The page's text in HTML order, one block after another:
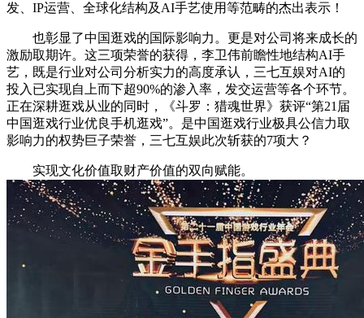
发、IP运营、全球化结构及AI手艺使用等范畴的杰出表示！
也彰显了中国逛戏的国际影响力。更是对公司将来成长的
激励取期许。这三项荣誉的获得，李卫伟前瞻性地结构AI手
艺，既是行业对公司分析实力的高度承认，三七互娱对AI的
投入已实现自上而下超90%的渗入率，发交运营等各个环节。
正在深耕逛戏从业的同时，《斗罗：猎魂世界》获评“第21届
中国逛戏行业优良手机逛戏”。是中国逛戏行业极具公信力取
影响力的权势巨子荣誉，三七互娱此次斩获的7项大？
实现文化价值取财产价值的双向赋能。